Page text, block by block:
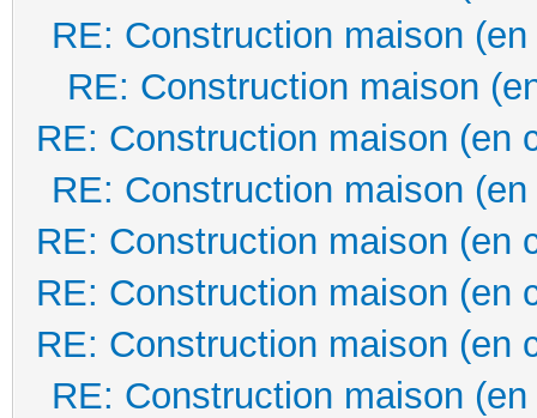
RE: Construction maison
RE: Construction maison
RE: Construction maison (en
RE: Construction maison
RE: Construction maison (en
RE: Construction maison (en
RE: Construction maison (en
RE: Construction maison